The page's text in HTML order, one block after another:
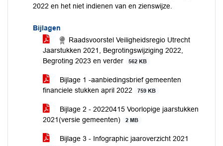
2022 en het niet indienen van en zienswijze.
Bijlagen
Raadsvoorstel Veiligheidsregio Utrecht
Jaarstukken 2021, Begrotingswijziging 2022,
Begroting 2023 en verder
562 KB
Bijlage 1 -aanbiedingsbrief gemeenten
financiele stukken april 2022
759 KB
Bijlage 2 - 20220415 Voorlopige jaarstukken
2021(versie gemeenten)
2 MB
Bijlage 3 - Infographic jaaroverzicht 2021